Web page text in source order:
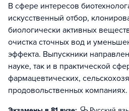
В сфере интересов
искусственный отбор,
биологически активных
очистка сточных вод и
эффекта. Выпускники
науке, так и в практической
фармацевтических,
продовольственных компаниях.